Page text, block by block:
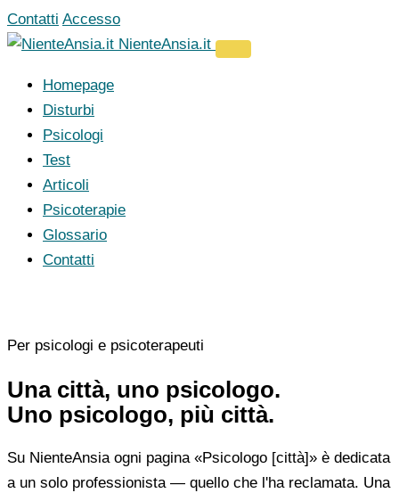
Vai
al
Contatti Accesso
NienteAnsia.it
Homepage
Disturbi
Psicologi
Test
Articoli
Psicoterapie
Glossario
Contatti
Per psicologi e psicoterapeuti
Una città, uno psicologo.
Uno psicologo, più città.
Su NienteAnsia ogni pagina «Psicologo [città]» è dedicata
a un solo professionista — quello che l'ha reclamata. Una